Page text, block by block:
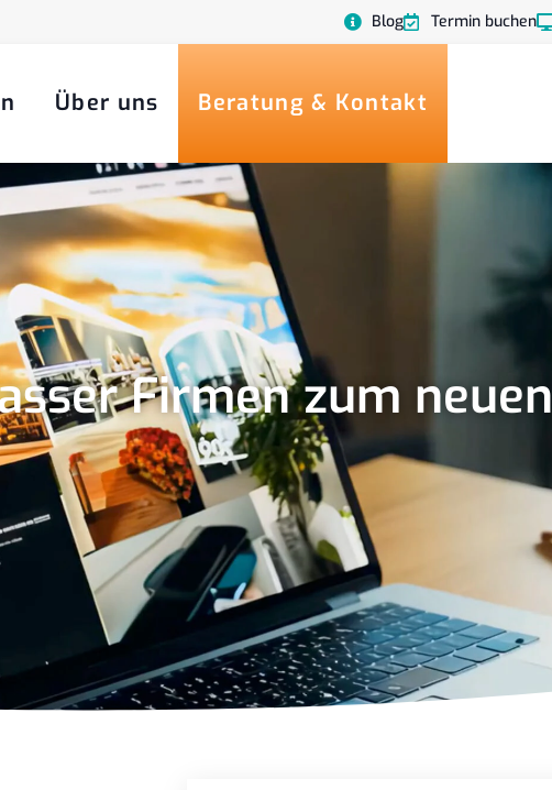
Blog Termin buchen
Über uns Beratung & Kontakt
Firmen zum neuen